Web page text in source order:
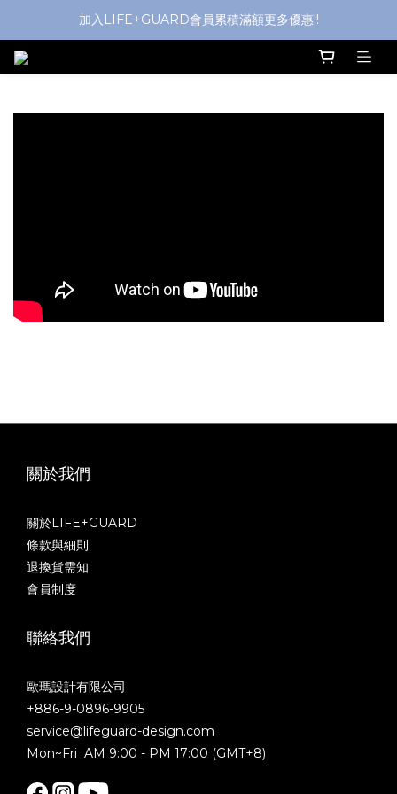
加入LIFE+GUARD會員累積滿額更多優惠!!
關於我們
關於LIFE+GUARD
條款與細則
退換貨需知
會員制度
聯絡我們
歐瑪設計有限公司
+886-9-0896-9905
service@lifeguard-design.com
Mon~Fri AM 9:00 - PM 17:00 (GMT+8)